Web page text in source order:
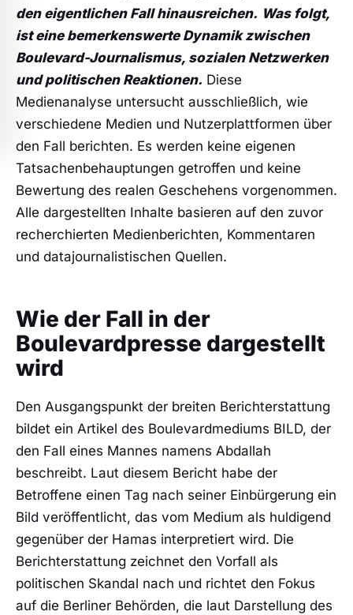
den eigentlichen Fall hinausreichen. Was folgt,
ist eine bemerkenswerte Dynamik zwischen
Boulevard-Journalismus, sozialen Netzwerken
und politischen Reaktionen. Diese
Medienanalyse untersucht ausschließlich, wie
verschiedene Medien und Nutzerplattformen über
den Fall berichten. Es werden keine eigenen
Tatsachenbehauptungen getroffen und keine
Bewertung des realen Geschehens vorgenommen.
Alle dargestellten Inhalte basieren auf den zuvor
recherchierten Medienberichten, Kommentaren
und datajournalistischen Quellen.
Wie der Fall in der
Boulevardpresse dargestellt
wird
Den Ausgangspunkt der breiten Berichterstattung
bildet ein Artikel des Boulevardmediums BILD, der
den Fall eines Mannes namens Abdallah
beschreibt. Laut diesem Bericht habe der
Betroffene einen Tag nach seiner Einbürgerung ein
Bild veröffentlicht, das vom Medium als huldigend
gegenüber der Hamas interpretiert wird. Die
Berichterstattung zeichnet den Vorfall als
politischen Skandal nach und richtet den Fokus
auf die Berliner Behörden, die laut Darstellung des